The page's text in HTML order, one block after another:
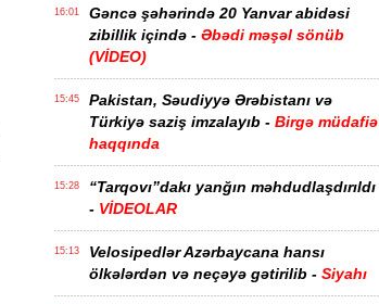
16:01
Gəncə şəhərində 20 Yanvar abidəsi
zibillik içində - Əbədi məşəl sönüb
(VİDEO)
15:45
Pakistan, Səudiyyə Ərəbistanı və
Türkiyə saziş imzalayıb - Birgə müdafiə
haqqında
15:28
“Tarqovı”dakı yanğın məhdudlaşdırıldı
- VİDEOLAR
15:13
Velosipedlər Azərbaycana hansı
ölkələrdən və neçəyə gətirilib - Siyahı